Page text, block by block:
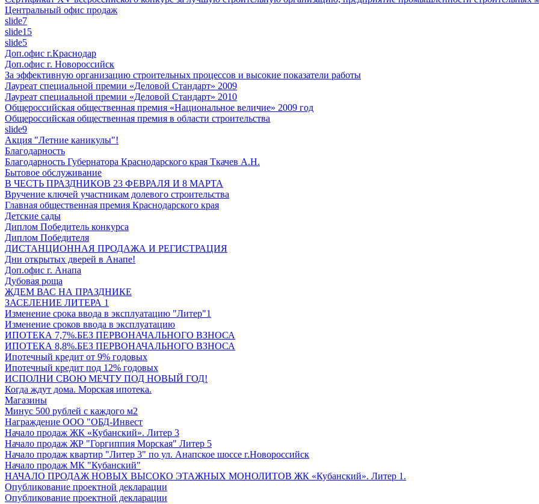
Центральный офис продаж
slide7
slide15
slide5
Доп.офис г.Краснодар
Доп.офис г. Новороссийск
За эффективную организацию строительных процессов и высокие показатели работы
Лауреат специальной премии «Деловой Стандарт» 2009
Лауреат специальной премии «Деловой Стандарт» 2010
Общероссийская общественная премия «Национальное величие» 2009 год
Общероссийская общественная премия в области строительства
slide9
Акция "Летние каникулы"!
Благодарность
Благодарность Губернатора Краснодарского края Ткачев А.Н.
Бытовое обслуживание
В ЧЕСТЬ ПРАЗДНИКОВ 23 ФЕВРАЛЯ И 8 МАРТА
Вручение ключей участникам долевого строительства
Главная общественная премия Краснодарского края
Детские сады
Диплом Победитель конкурса
Диплом Победителя
ДИСТАНЦИОННАЯ ПРОДАЖА И РЕГИСТРАЦИЯ
Дни открытых дверей в Анапе!
Доп.офис г. Анапа
Дубовая роща
ЖДЕМ ВАС НА ПРАЗДНИКЕ
ЗАСЕЛЕНИЕ ЛИТЕРА 1
Изменение срока ввода в эксплуатацию "Литер"1
Изменение сроков ввода в эксплуатацию
ИПОТЕКА 7,7%.БЕЗ ПЕРВОНАЧАЛЬНОГО ВЗНОСА
ИПОТЕКА 8,8%.БЕЗ ПЕРВОНАЧАЛЬНОГО ВЗНОСА
Ипотечный кредит от 9% годовых
Ипотечный кредит под 12% годовых
ИСПОЛНИ СВОЮ МЕЧТУ ПОД НОВЫЙ ГОД!
Когда ждут дома. Морская ипотека.
Магазины
Минус 500 рублей с каждого м2
Награждение ООО "ОБД-Инвест
Начало продаж ЖК «Кубанский». Литер 3
Начало продаж ЖР "Горгиппия Морская" Литер 5
Начало продаж квартир "Литер 3" по ул. Анапское шоссе г.Новороссийск
Начало продаж МК "Кубанский"
НАЧАЛО ПРОДАЖ НОВЫХ ВЫСОКО ЭТАЖНЫХ МОНОЛИТОВ ЖК «Кубанский». Литер 1.
Опубликование проектной декларации
Опубликование проектной декларации